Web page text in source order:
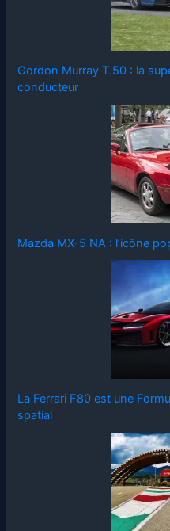
Gordon Murray T.50 : la
conducteur
Mazda MX-5 NA : l’icône
La Ferrari F80 est une
spatial